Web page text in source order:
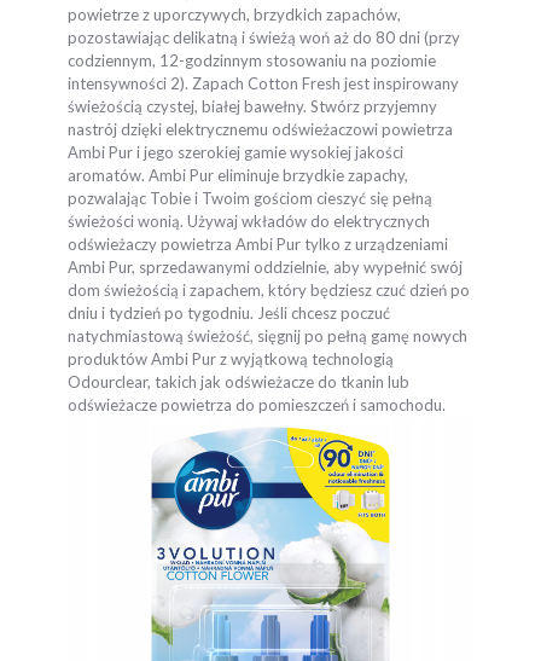
powietrze z uporczywych, brzydkich zapachów,
pozostawiając delikatną i świeżą woń aż do 80 dni (przy
codziennym, 12-godzinnym stosowaniu na poziomie
intensywności 2). Zapach Cotton Fresh jest inspirowany
świeżością czystej, białej bawełny. Stwórz przyjemny
nastrój dzięki elektrycznemu odświeżaczowi powietrza
Ambi Pur i jego szerokiej gamie wysokiej jakości
aromatów. Ambi Pur eliminuje brzydkie zapachy,
pozwalając Tobie i Twoim gościom cieszyć się pełną
świeżości wonią. Używaj wkładów do elektrycznych
odświeżaczy powietrza Ambi Pur tylko z urządzeniami
Ambi Pur, sprzedawanymi oddzielnie, aby wypełnić swój
dom świeżością i zapachem, który będziesz czuć dzień po
dniu i tydzień po tygodniu. Jeśli chcesz poczuć
natychmiastową świeżość, sięgnij po pełną gamę nowych
produktów Ambi Pur z wyjątkową technologią
Odourclear, takich jak odświeżacze do tkanin lub
odświeżacze powietrza do pomieszczeń i samochodu.